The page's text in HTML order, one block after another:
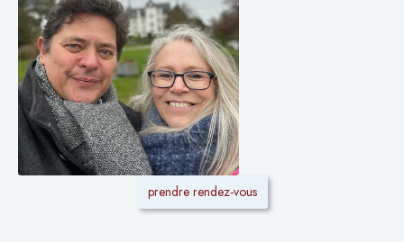
prendre rendez-vous